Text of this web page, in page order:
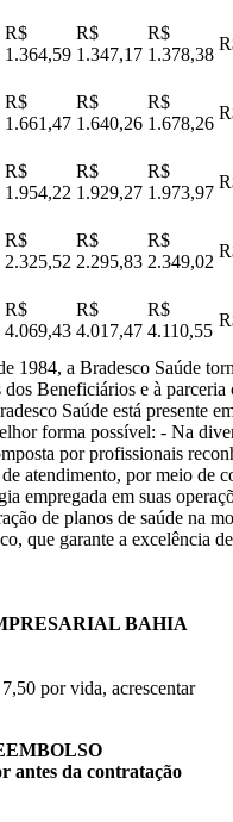
R$
1.364,59
R$
1.347,17
R$
1.378,38
R$
1.661,47
R$
1.640,26
R$
1.678,26
R$
1.954,22
R$
1.929,27
R$
1.973,97
R$
2.325,52
R$
2.295,83
R$
2.349,02
R$
4.069,43
R$
4.017,47
R$
4.110,55
1984, a Bradesco Saúde
dos Beneficiários e à
Saúde está presente
forma possível: - Na
por profissionais
atendimento, por meio de
empregada em suas
de planos de saúde na
que garante a excelência
BAHIA
por vida, acrescentar
antes da contratação